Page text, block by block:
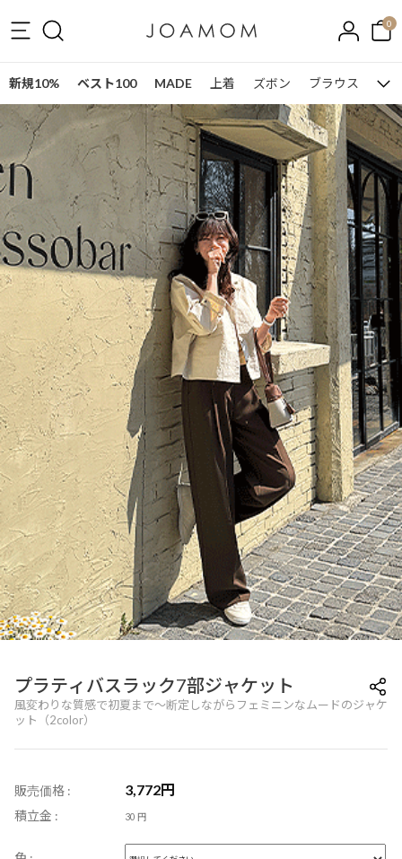
0
新規10% ベスト100 MADE 上着 ズボン ブラウス ワ
プラティバスラック7部ジャケット
風変わりな質感で初夏まで～断定しながらフェミニンなムードのジャケ
ット（2color）
販売価格 : 3,772円
積立金 : 30 円